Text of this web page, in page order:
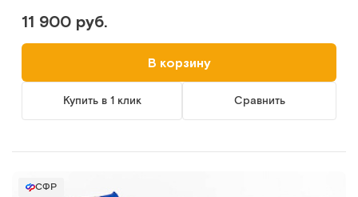
11 900 руб.
В корзину
Купить в 1 клик Сравнить
СФР